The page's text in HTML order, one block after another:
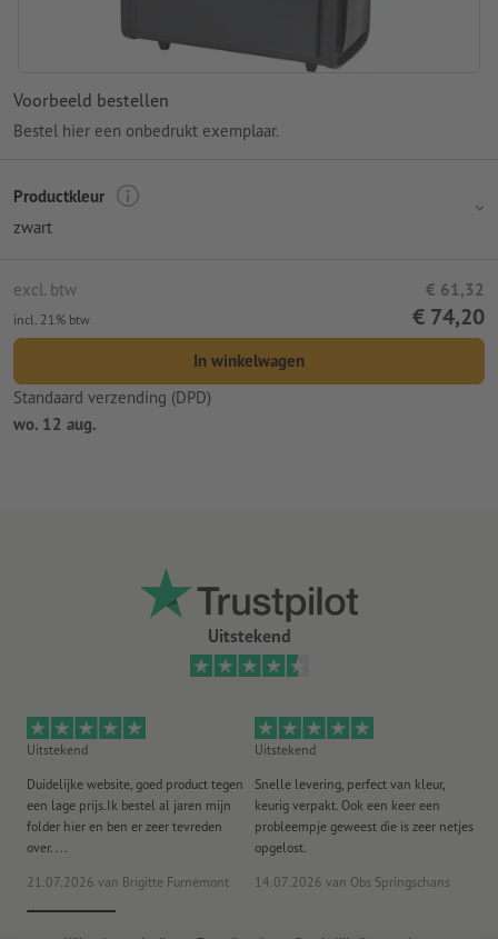
Voorbeeld bestellen
Bestel hier een onbedrukt exemplaar.
Productkleur
zwart
excl. btw € 61,32
incl. 21% btw € 74,20
In winkelwagen
Standaard verzending (DPD)
wo. 12 aug.
Uitstekend
Uitstekend
Duidelijke website, goed product tegen
een lage prijs.Ik bestel al jaren mijn
folder hier en ben er zeer tevreden
over. ...
21.07.2026 van Brigitte Furnèmont
Uitstekend
Snelle levering, perfect van kleur,
keurig verpakt. Ook een keer een
probleempje geweest die is zeer netjes
opgelost.
14.07.2026 van Obs Springschans